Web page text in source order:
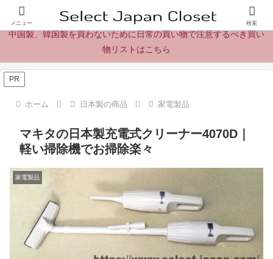
日本製の商品、製品、食品レビューとニュース
中国製、韓国製を買わないために日常の買い物で注意するべき買い
物リストはこちら
PR
ホーム 日本製の商品 家電製品
マキタの日本製充電式クリーナー4070D｜
軽い掃除機でお掃除楽々
家電製品
メニュー 検索